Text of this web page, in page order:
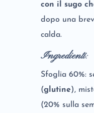
con il sugo
dopo una
calda.
Ingredienti:
Sfoglia 60%:
(glutine),
(20% sulla